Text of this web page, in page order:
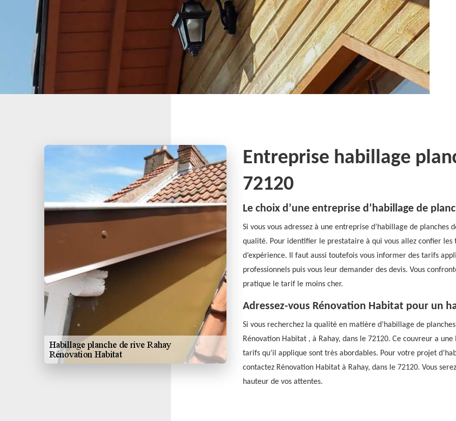
Entreprise habillage
72120
Le choix d’une entreprise d’habillage de
Si vous vous adressez à une entreprise d’habillage de
qualité. Pour identifier le prestataire à qui vous allez confier
d’expérience. Il faut aussi toutefois vous informer des tarifs
professionnels puis vous leur demander des devis. Vous
pratique le tarif le moins cher.
Adressez-vous Rénovation Habitat pour un
Si vous recherchez la qualité en matière d’habillage de
Rénovation Habitat , à Rahay, dans le 72120. Ce couvreur a
tarifs qu’il applique sont très abordables. Pour votre projet
contactez Rénovation Habitat à Rahay, dans le 72120. Vous
hauteur de vos attentes.